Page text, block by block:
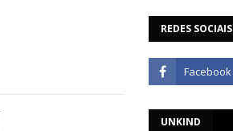
REDES SOCIAIS
UNKIND